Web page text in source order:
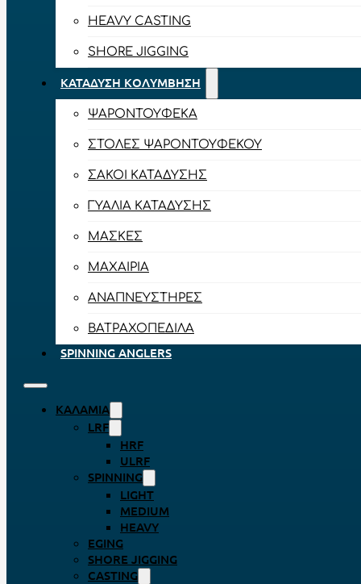
HEAVY CASTING
SHORE JIGGING
ΚΑΤΆΔΥΣΗ ΚΟΛΎΜΒΗΣΗ
ΨΑΡΟΝΤΟΎΦΕΚΑ
ΣΤΟΛΈΣ ΨΑΡΟΝΤΟΎΦΕΚΟΥ
ΣΆΚΟΙ ΚΑΤΆΔΥΣΗΣ
ΓΥΑΛΙΆ ΚΑΤΆΔΥΣΗΣ
ΜΆΣΚΕΣ
ΜΑΧΑΊΡΙΑ
ΑΝΑΠΝΕΥΣΤΉΡΕΣ
ΒΑΤΡΑΧΟΠΈΔΙΛΑ
SPINNING ANGLERS
ΚΑΛΆΜΙΑ
LRF
HRF
ULRF
SPINNING
LIGHT
MEDIUM
HEAVY
EGING
SHORE JIGGING
CASTING